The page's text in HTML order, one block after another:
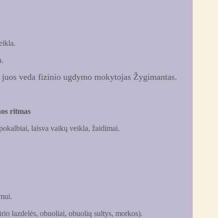
veda fizinio ugdymo mokytojas Žygimantas.
ritmas
laisva vaikų veikla, žaidimai.
lazdelės, obuoliai, obuolių sultys, morkos).